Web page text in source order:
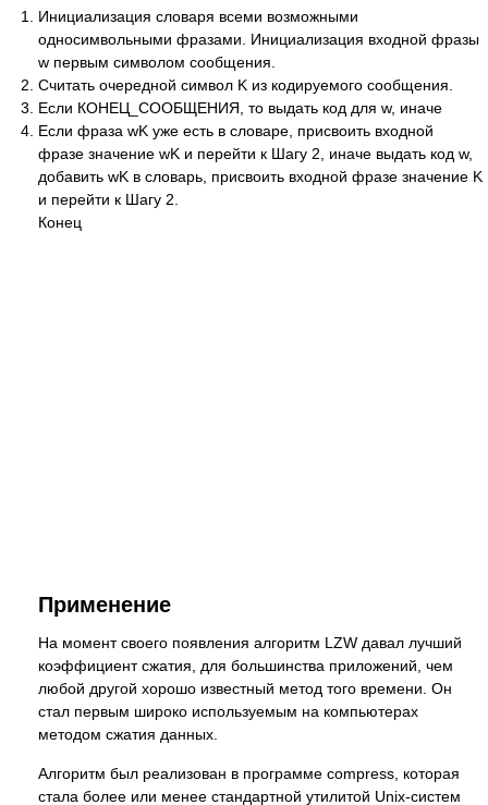
Инициализация словаря всеми возможными
односимвольными фразами. Инициализация входной фразы
w первым символом сообщения.
Считать очередной символ K из кодируемого сообщения.
Если КОНЕЦ_СООБЩЕНИЯ, то выдать код для w, иначе
Если фраза wK уже есть в словаре, присвоить входной
фразе значение wK и перейти к Шагу 2, иначе выдать код w,
добавить wK в словарь, присвоить входной фразе значение K
и перейти к Шагу 2.
Конец
Применение
На момент своего появления алгоритм LZW давал лучший
коэффициент сжатия, для большинства приложений, чем
любой другой хорошо известный метод того времени. Он
стал первым широко используемым на компьютерах
методом сжатия данных.
Алгоритм был реализован в программе compress, которая
стала более или менее стандартной утилитой Unix-систем